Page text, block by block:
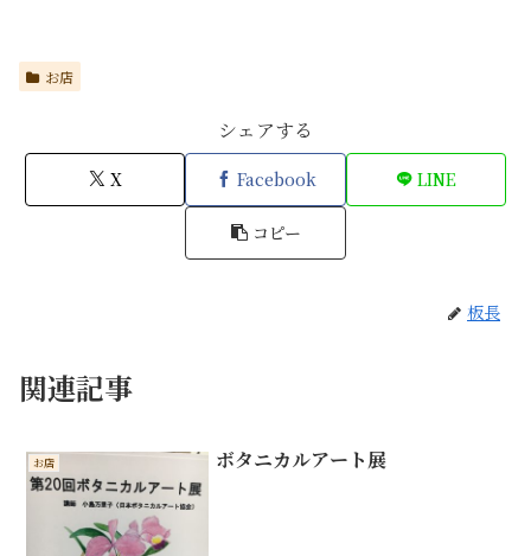
お店
シェアする
X Facebook LINE
コピー
板長
関連記事
お店 ボタニカルアート展